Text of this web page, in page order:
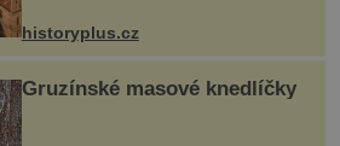
historyplus.cz
Gruzínské masové knedlíčky